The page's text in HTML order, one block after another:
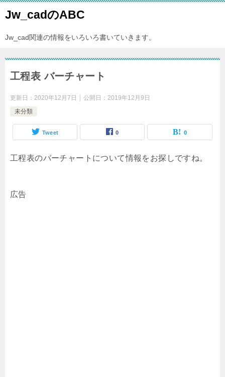
Jw_cadのABC
Jw_cad関連の情報をいろいろ書いていきます。
工程表 バーチャート
更新日： 2020年12月7日 公開日： 2019年12月9日
未分類
Tweet 0 0
工程表のバーチャートについて情報をお探しですね。
広告